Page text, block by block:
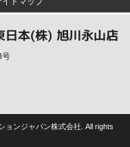
日本(株) 旭川永山店
号
ョンジャパン株式会社. All rights